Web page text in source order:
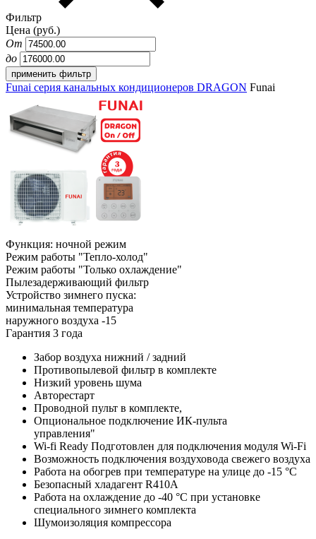
Фильтр
Цена (руб.)
От
до
Funai серия канальных кондиционеров DRAGON Funai
Функция: ночной режим
Режим работы "Тепло-холод"
Режим работы "Только охлаждение"
Пылезадерживающий фильтр
Устройство зимнего пуска:
минимальная температура
наружного воздуха -15
Гарантия 3 года
Забор воздуха нижний / задний
Противопылевой фильтр в комплекте
Низкий уровень шума
Авторестарт
Проводной пульт в комплекте,
Опциональное подключение ИК-пульта
управления"
Wi-fi Ready Подготовлен для подключения модуля Wi-Fi
Возможность подключения воздуховода свежего воздуха
Работа на обогрев при температуре на улице до -15 °С
Безопасный хладагент R410A
Работа на охлаждение до -40 °С при установке
специального зимнего комплекта
Шумоизоляция компрессора